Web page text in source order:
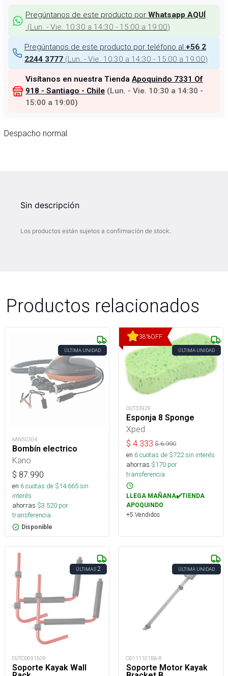
Pregúntanos de este producto por Whatsapp AQUÍ
(Lun. - Vie. 10:30 a 14:30 - 15:00 a 19:00)
Pregúntanos de este producto por teléfono al +56 2
2244 3777 (Lun. - Vie. 10:30 a 14:30 - 15:00 a 19:00)
Visítanos en nuestra Tienda Apoquindo 7331 Of
918 - Santiago - Chile (Lun. - Vie. 10:30 a 14:30 -
15:00 a 19:00)
Despacho normal
Sin descripción
Los productos están sujetos a confirmación de stock.
Productos relacionados
ÚLTIMA UNIDAD
kAN50304
Bombín electrico
Kano
$ 87.990
en 6cuotas de $14.665sin
interés
ahorras $3.520 por
transferencia.
Disponible
38%OFF
ÚLTIMA UNIDAD
OUT33929
Esponja 8 Sponge
Xped
$ 4.333 $6.990
en 6cuotas de $722sin interés
ahorras $170 por
transferencia.
LLEGA MAÑANA✔️TIENDA
APOQUINDO
+5 Vendidos
ÚLTIMAS2
OUTOD091509
Soporte Kayak Wall
ÚLTIMA UNIDAD
OD111101BA-R
Soporte Motor Kayak